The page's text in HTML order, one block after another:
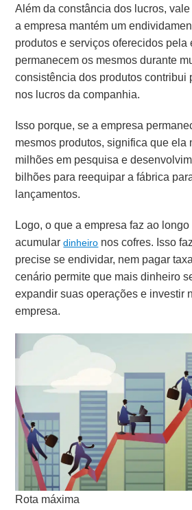
Além da constância dos lucros,
a empresa mantém um
produtos e serviços oferecidos pela
permanecem os mesmos durante
consistência dos produtos contribui
nos lucros da companhia.
Isso porque, se a empresa
mesmos produtos, significa que ela
milhões em pesquisa e
bilhões para reequipar a fábrica
lançamentos.
Logo, o que a empresa faz ao
acumulardinheiro nos cofres. Isso
precise se endividar, nem pagar
cenário permite que mais dinheiro
expandir suas operações e investir
empresa.
Rota máxima